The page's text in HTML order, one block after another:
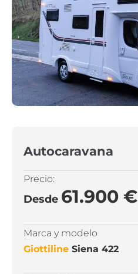
Autocaravana
Precio:
Desde 61.900 €
Marca y modelo
Giottiline Siena 422